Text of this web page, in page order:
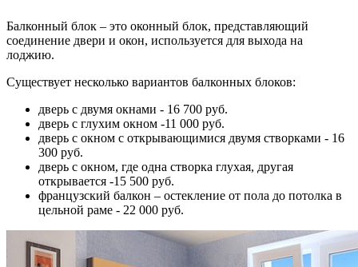
Балконный блок – это оконный блок, представляющий
соединение двери и окон, используется для выхода на
лоджию.
Существует несколько вариантов балконных блоков:
дверь с двумя окнами - 16 700 руб.
дверь с глухим окном -11 000 руб.
дверь с окном с открывающимися двумя створками - 16
300 руб.
дверь с окном, где одна створка глухая, другая
открывается -15 500 руб.
французский балкон – остекление от пола до потолка в
цельной раме - 22 000 руб.